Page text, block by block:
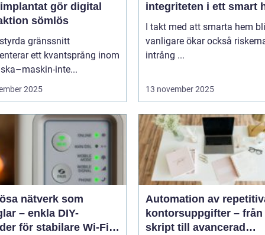
gör digital
sömlös
gränssnitt
ett kvantsprång inom
inte...
2025
integriteten i ett smart
I takt med att smarta hem
vanligare ökar också
intrång ...
13 november 2025
nätverk som
– enkla DIY-
för stabilare Wi-Fi i
Automation av
kontorsuppgifter – från
skript till avancerad